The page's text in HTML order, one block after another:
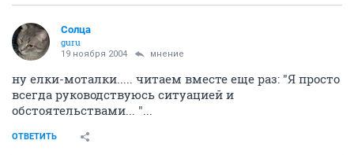
Солца
guru
19 ноября 2004 мнение
ну елки-моталки..... читаем вместе еще раз: "Я просто
всегда руководствуюсь ситуацией и
обстоятельствами... "...
ОТВЕТИТЬ